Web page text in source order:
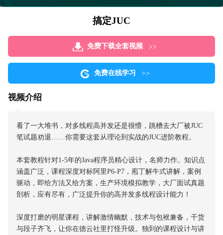
搞定JUC
免费下载全套视频
免费在线学习
视频介绍
看了一大堆书，对多线程高并发还是很懵，跳槽去大厂被JUC
笔试题劝退……你需要这套从理论到实战的JUC进阶教程。
本套教程针对1-5年的Java程序员精心设计，名师力作。知识点
涵盖广泛，课程深度对标阿里P6-P7，庖丁解牛式讲解，案例
驱动，即给方法又给方案，生产环境模拟教学，大厂面试真题
剖析，应有尽有，广泛提升你的高并发多线程设计能力！
深度打磨的明星课程，讲解激情幽默，技术与包袱兼备，干货
与段子齐飞，让你在德云社里打怪升级。独到的课程设计与讲